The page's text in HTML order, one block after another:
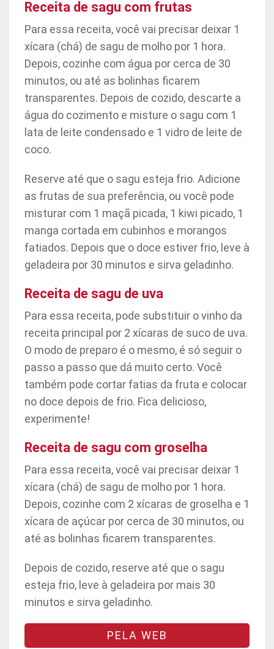
Receita de sagu com frutas
Para essa receita, você vai precisar deixar 1
xícara (chá) de sagu de molho por 1 hora.
Depois, cozinhe com água por cerca de 30
minutos, ou até as bolinhas ficarem
transparentes. Depois de cozido, descarte a
água do cozimento e misture o sagu com 1
lata de leite condensado e 1 vidro de leite de
coco.
Reserve até que o sagu esteja frio. Adicione
as frutas de sua preferência, ou você pode
misturar com 1 maçã picada, 1 kiwi picado, 1
manga cortada em cubinhos e morangos
fatiados. Depois que o doce estiver frio, leve à
geladeira por 30 minutos e sirva geladinho.
Receita de sagu de uva
Para essa receita, pode substituir o vinho da
receita principal por 2 xícaras de suco de uva.
O modo de preparo é o mesmo, é só seguir o
passo a passo que dá muito certo. Você
também pode cortar fatias da fruta e colocar
no doce depois de frio. Fica delicioso,
experimente!
Receita de sagu com groselha
Para essa receita, você vai precisar deixar 1
xícara (chá) de sagu de molho por 1 hora.
Depois, cozinhe com 2 xícaras de groselha e 1
xícara de açúcar por cerca de 30 minutos, ou
até as bolinhas ficarem transparentes.
Depois de cozido, reserve até que o sagu
esteja frio, leve à geladeira por mais 30
minutos e sirva geladinho.
PELA WEB